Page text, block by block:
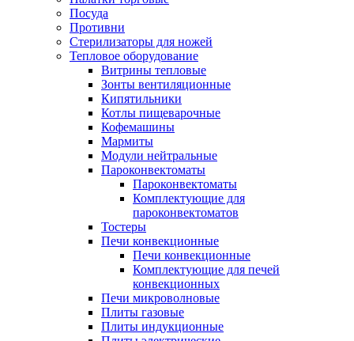
Посуда
Противни
Стерилизаторы для ножей
Тепловое оборудование
Витрины тепловые
Зонты вентиляционные
Кипятильники
Котлы пищеварочные
Кофемашины
Мармиты
Модули нейтральные
Пароконвектоматы
Пароконвектоматы
Комплектующие для
пароконвектоматов
Тостеры
Печи конвекционные
Печи конвекционные
Комплектующие для печей
конвекционных
Печи микроволновые
Плиты газовые
Плиты индукционные